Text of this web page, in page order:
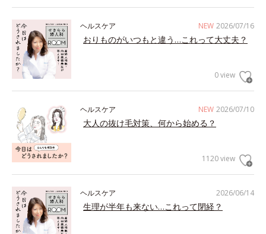
NEW 2026/07/16
ヘルスケア
おりものがいつもと違う…これって大丈夫？
0 view
NEW 2026/07/10
ヘルスケア
大人の抜け毛対策、何から始める？
1120 view
2026/06/14
ヘルスケア
生理が半年も来ない…これって閉経？